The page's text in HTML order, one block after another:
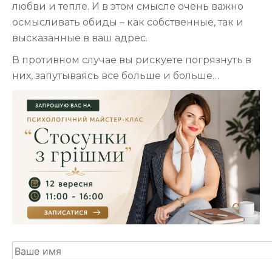
любви и тепле. И в этом смысле очень важно
осмысливать обиды – как собственные, так и
высказанные в ваш адрес.
В противном случае вы рискуете погрязнуть в
них, запутываясь все больше и больше…